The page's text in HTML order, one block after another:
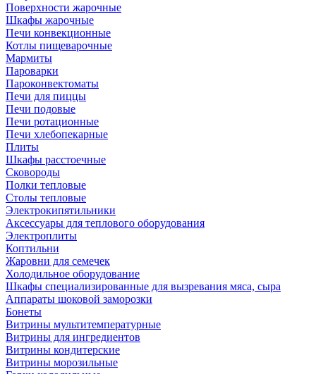
Поверхности жарочные
Шкафы жарочные
Печи конвекционные
Котлы пищеварочные
Мармиты
Пароварки
Пароконвектоматы
Печи для пиццы
Печи подовые
Печи ротационные
Печи хлебопекарные
Плиты
Шкафы расстоечные
Сковороды
Полки тепловые
Столы тепловые
Электрокипятильники
Аксессуары для теплового оборудования
Электроплиты
Коптильни
Жаровни для семечек
Холодильное оборудование
Шкафы специализированные для вызревания мяса, сыра
Аппараты шоковой заморозки
Бонеты
Витрины мультитемпературные
Витрины для ингредиентов
Витрины кондитерские
Витрины морозильные